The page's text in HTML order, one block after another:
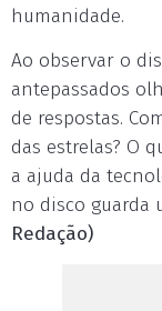
humanidade.
Ao observar o
antepassados
de respostas.
das estrelas? O
a ajuda da
no disco guarda
Redação)